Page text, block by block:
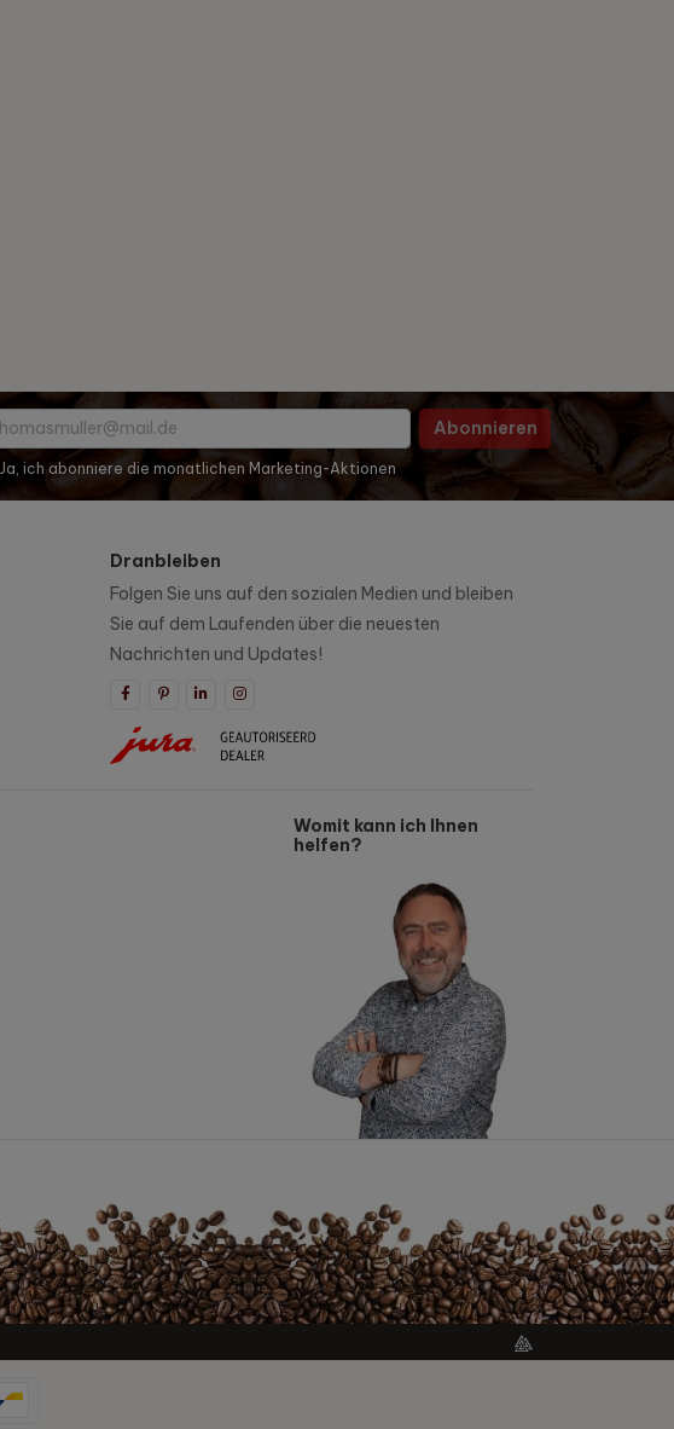
Abonnieren
Ja, ich abonniere die monatlichen Marketing-Aktionen
Dranbleiben
Folgen Sie uns auf den sozialen Medien und bleiben
Sie auf dem Laufenden über die neuesten
Nachrichten und Updates!
Womit kann ich Ihnen
helfen?